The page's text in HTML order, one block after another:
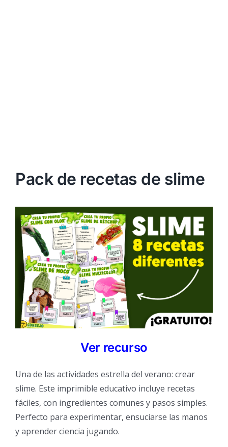
Pack de recetas de slime
Ver recurso
Una de las actividades estrella del verano: crear
slime. Este imprimible educativo incluye recetas
fáciles, con ingredientes comunes y pasos simples.
Perfecto para experimentar, ensuciarse las manos
y aprender ciencia jugando.